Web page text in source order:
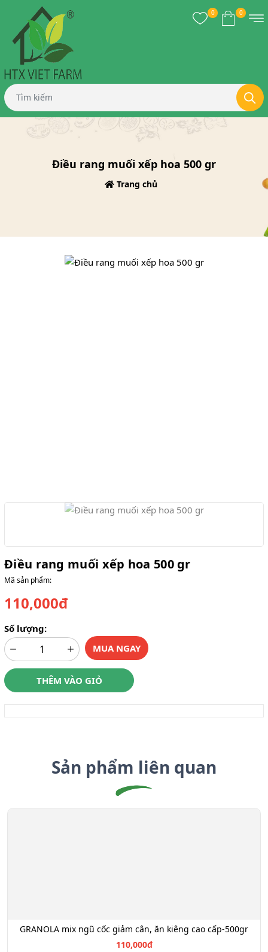
0 0
Điều rang muối xếp hoa 500 gr
Trang chủ
Điều rang muối xếp hoa 500 gr
Mã sản phẩm:
110,000đ
Số lượng:
MUA NGAY
THÊM VÀO GIỎ
Sản phẩm liên quan
GRANOLA mix ngũ cốc giảm cân, ăn kiêng cao cấp-500gr
110,000đ